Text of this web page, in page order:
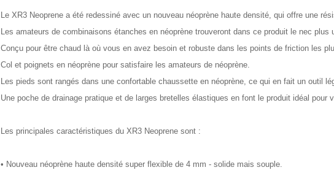
Le XR3 Neoprene a été redessiné avec un nouveau néoprène haute densité, qui offre une
Les amateurs de combinaisons étanches en néoprène trouveront dans ce produit le nec plus
Conçu pour être chaud là où vous en avez besoin et robuste dans les points de friction les
Col et poignets en néoprène pour satisfaire les amateurs de néoprène.
Les pieds sont rangés dans une confortable chaussette en néoprène, ce qui en fait un outil
Une poche de drainage pratique et de larges bretelles élastiques en font le produit idéal pour
Les principales caractéristiques du XR3 Neoprene sont :
• Nouveau néoprène haute densité super flexible de 4 mm - solide mais souple.